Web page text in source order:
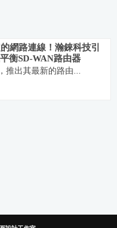
網路連線！瀚錸科技引
衡SD-WAN路由器
推出其最新的路由...